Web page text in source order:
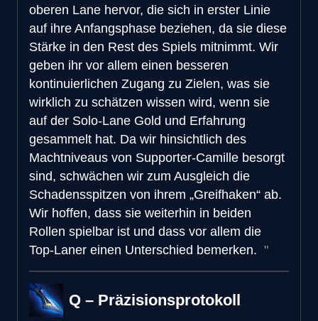
oberen Lane hervor, die sich in erster Linie
auf ihre Anfangsphase beziehen, da sie diese
Stärke in den Rest des Spiels mitnimmt. Wir
geben ihr vor allem einen besseren
kontinuierlichen Zugang zu Zielen, was sie
wirklich zu schätzen wissen wird, wenn sie
auf der Solo-Lane Gold und Erfahrung
gesammelt hat. Da wir hinsichtlich des
Machtniveaus von Supporter-Camille besorgt
sind, schwächen wir zum Ausgleich die
Schadensspitzen von ihrem „Greifhaken“ ab.
Wir hoffen, dass sie weiterhin in beiden
Rollen spielbar ist und dass vor allem die
Top-Laner einen Unterschied bemerken.
Q – Präzisionsprotokoll